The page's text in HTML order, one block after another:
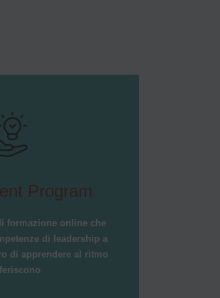
Program
formazione online che
di leadership a
di apprendere al ritmo